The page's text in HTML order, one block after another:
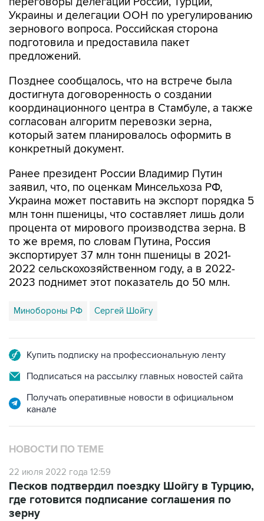
Украины и делегации ООН по урегулированию
зернового вопроса. Российская сторона
подготовила и предоставила пакет
предложений.
Позднее сообщалось, что на встрече была
достигнута договоренность о создании
координационного центра в Стамбуле, а также
согласован алгоритм перевозки зерна,
который затем планировалось оформить в
конкретный документ.
Ранее президент России Владимир Путин
заявил, что, по оценкам Минсельхоза РФ,
Украина может поставить на экспорт порядка 5
млн тонн пшеницы, что составляет лишь доли
процента от мирового производства зерна. В
то же время, по словам Путина, Россия
экспортирует 37 млн тонн пшеницы в 2021-
2022 сельскохозяйственном году, а в 2022-
2023 поднимет этот показатель до 50 млн.
Минобороны РФ Сергей Шойгу
Купить подписку на профессиональную ленту
Подписаться на рассылку главных новостей сайта
Получать оперативные новости в официальном
канале
НОВОСТИ ПО ТЕМЕ
22 июля 2022 года 12:59
Песков подтвердил поездку Шойгу в Турцию,
где готовится подписание соглашения по
зерну